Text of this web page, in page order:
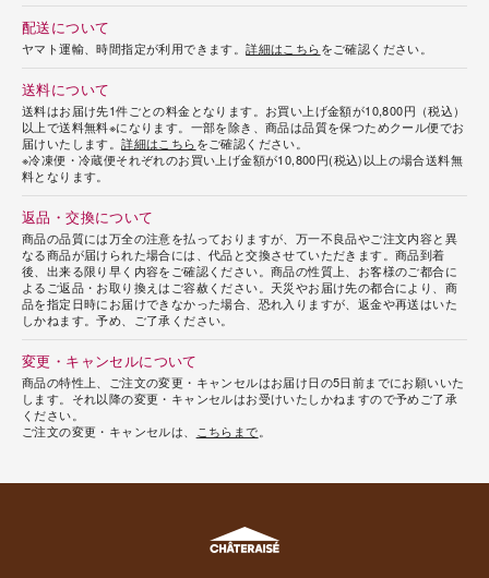
配送について
ヤマト運輸、時間指定が利用できます。詳細はこちらをご確認ください。
送料について
送料はお届け先1件ごとの料金となります。お買い上げ金額が10,800円（税込）
以上で送料無料※になります。一部を除き、商品は品質を保つためクール便でお
届けいたします。詳細はこちらをご確認ください。
※冷凍便・冷蔵便それぞれのお買い上げ金額が10,800円(税込)以上の場合送料無
料となります。
返品・交換について
商品の品質には万全の注意を払っておりますが、万一不良品やご注文内容と異
なる商品が届けられた場合には、代品と交換させていただきます。商品到着
後、出来る限り早く内容をご確認ください。商品の性質上、お客様のご都合に
よるご返品・お取り換えはご容赦ください。天災やお届け先の都合により、商
品を指定日時にお届けできなかった場合、恐れ入りますが、返金や再送はいた
しかねます。予め、ご了承ください。
変更・キャンセルについて
商品の特性上、ご注文の変更・キャンセルはお届け日の5日前までにお願いいた
します。それ以降の変更・キャンセルはお受けいたしかねますので予めご了承
ください。
ご注文の変更・キャンセルは、
こちらまで